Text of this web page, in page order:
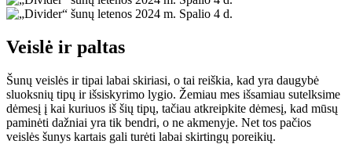
Veislė ir paltas
Šunų veislės ir tipai labai skiriasi, o tai reiškia, kad yra daugybė
sluoksnių tipų ir išsiskyrimo lygio. Žemiau mes išsamiau sutelksime
dėmesį į kai kuriuos iš šių tipų, tačiau atkreipkite dėmesį, kad mūsų
paminėti dažniai yra tik bendri, o ne akmenyje. Net tos pačios
veislės šunys kartais gali turėti labai skirtingų poreikių.